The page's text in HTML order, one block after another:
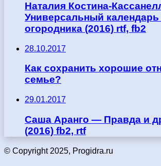
Наталия Костина-
Универсальный
огородника (2016) rtf, fb2
28.10.2017
Как сохранить хорошие
семье?
29.01.2017
Саша Аранго — Правда и
(2016) fb2, rtf
© Copyright 2025, Progidra.ru